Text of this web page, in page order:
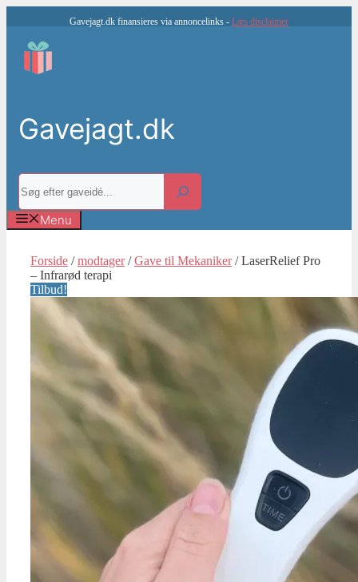
indhold
Gavejagt.dk finansieres via annoncelinks - Læs disclaimer
Gavejagt.dk
Søg
Menu
Forside /modtager/Gave til Mekaniker/ LaserRelief Pro
– Infrarød terapi
Tilbud!